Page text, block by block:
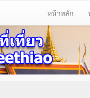
หน้าหลัก